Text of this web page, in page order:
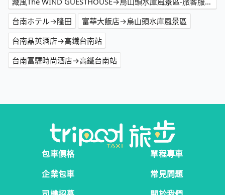
台南ホテル→隆田
富華大飯店→烏山頭水庫風景區
台南晶英酒店→高鐵台南站
台南富驛時尚酒店→高鐵台南站
包車價格
單程專車
企業包車
常見問題